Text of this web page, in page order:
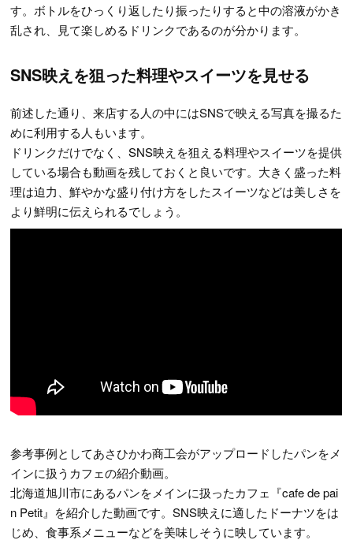
す。ボトルをひっくり返したり振ったりすると中の溶液がかき
乱され、見て楽しめるドリンクであるのが分かります。
SNS映えを狙った料理やスイーツを見せる
前述した通り、来店する人の中にはSNSで映える写真を撮るた
めに利用する人もいます。
ドリンクだけでなく、SNS映えを狙える料理やスイーツを提供
している場合も動画を残しておくと良いです。大きく盛った料
理は迫力、鮮やかな盛り付け方をしたスイーツなどは美しさを
より鮮明に伝えられるでしょう。
参考事例としてあさひかわ商工会がアップロードしたパンをメ
インに扱うカフェの紹介動画。
北海道旭川市にあるパンをメインに扱ったカフェ『cafe de pai
n Petit』を紹介した動画です。SNS映えに適したドーナツをは
じめ、食事系メニューなどを美味しそうに映しています。